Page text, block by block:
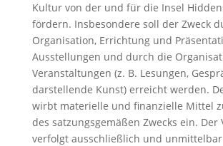
Kultur von der und für die Insel
fördern. Insbesondere soll der Zweck
Organisation, Errichtung und
Ausstellungen und durch die
Veranstaltungen (z. B. Lesungen,
darstellende Kunst) erreicht werden.
wirbt materielle und finanzielle Mittel
des satzungsgemäßen Zwecks ein. Der
verfolgt ausschließlich und unmittelbar